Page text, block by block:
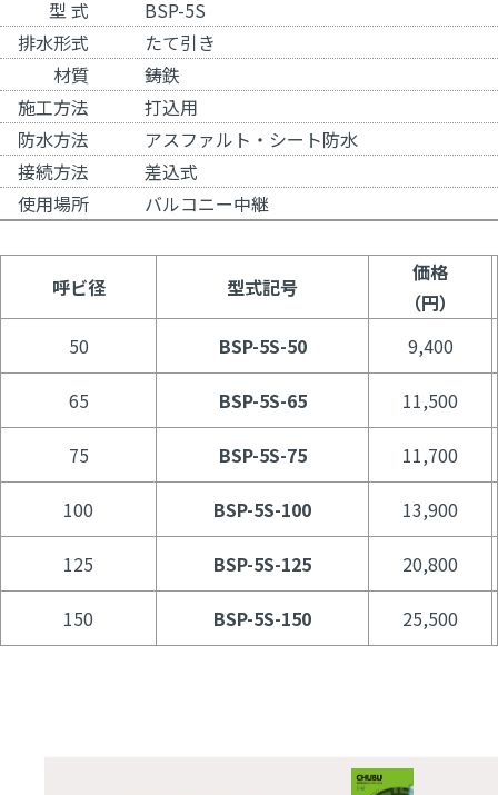
型 式
BSP-5S
排水形式
たて引き
材質
鋳鉄
施工方法
打込用
防水方法
アスファルト・シート防水
接続方法
差込式
使用場所
バルコニー中継
呼ビ径 型式記号
価格
（円）
50
BSP-5S-50 9,400
65 BSP-5S-65 11,500
75 BSP-5S-75 11,700
100 BSP-5S-100 13,900
125 BSP-5S-125 20,800
150 BSP-5S-150 25,500